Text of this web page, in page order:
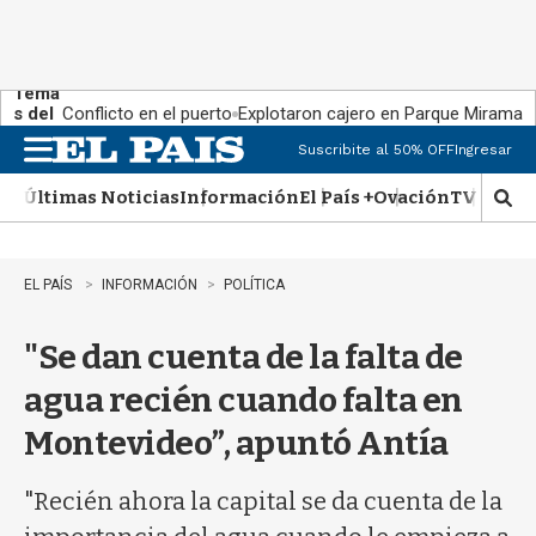
Tema
s del
día:
Conflicto en el puerto Explotaron cajero en Parque Miramar
n
u
Suscribite al 50% OFFIngresar
Últimas NoticiasInformaciónEl País +OvaciónTV Show
M
o
d
EL PAÍS INFORMACIÓN POLÍTICA
"Se dan cuenta de la falta de
agua recién cuando falta en
Montevideo”, apuntó Antía
"Recién ahora la capital se da cuenta de la